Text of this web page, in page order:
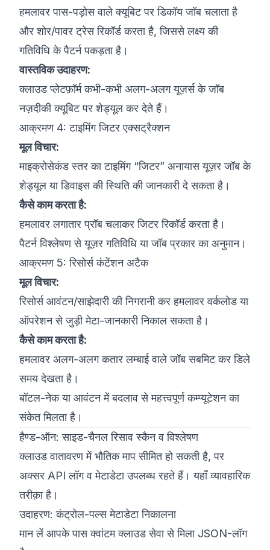
हमलावर पास-पड़ोस वाले क्यूबिट पर डिकॉय जॉब चलाता है
और शोर/पावर ट्रेस रिकॉर्ड करता है, जिससे लक्ष्य की
गतिविधि के पैटर्न पकड़ता है।
वास्तविक उदाहरण:
क्लाउड प्लेटफ़ॉर्म कभी-कभी अलग-अलग यूज़र्स के जॉब
नज़दीकी क्यूबिट पर शेड्यूल कर देते हैं।
आक्रमण 4: टाइमिंग जिटर एक्सट्रैक्शन
मूल विचार:
माइक्रोसेकंड स्तर का टाइमिंग “जिटर” अनायास यूज़र जॉब के
शेड्यूल या डिवाइस की स्थिति की जानकारी दे सकता है।
कैसे काम करता है:
हमलावर लगातार प्रॉब चलाकर जिटर रिकॉर्ड करता है।
पैटर्न विश्लेषण से यूज़र गतिविधि या जॉब प्रकार का अनुमान।
आक्रमण 5: रिसोर्स कंटेंशन अटैक
मूल विचार:
रिसोर्स आवंटन/साझेदारी की निगरानी कर हमलावर वर्कलोड या
ऑपरेशन से जुड़ी मेटा-जानकारी निकाल सकता है।
कैसे काम करता है:
हमलावर अलग-अलग कतार लम्बाई वाले जॉब सबमिट कर डिले
समय देखता है।
बॉटल-नेक या आवंटन में बदलाव से महत्त्वपूर्ण कम्प्यूटेशन का
संकेत मिलता है।
हैण्ड-ऑन: साइड-चैनल रिसाव स्कैन व विश्लेषण
क्लाउड वातावरण में भौतिक माप सीमित हो सकती है, पर
अक्सर API लॉग व मेटाडेटा उपलब्ध रहते हैं। यहाँ व्यावहारिक
तरीक़ा है।
उदाहरण: कंट्रोल-पल्स मेटाडेटा निकालना
मान लें आपके पास क्वांटम क्लाउड सेवा से मिला JSON-लॉग